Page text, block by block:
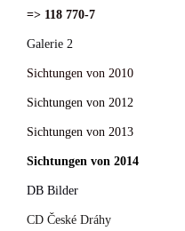
=> 118 770-7
Galerie 2
Sichtungen von 2010
Sichtungen von 2012
Sichtungen von 2013
Sichtungen von 2014
DB Bilder
CD České Dráhy